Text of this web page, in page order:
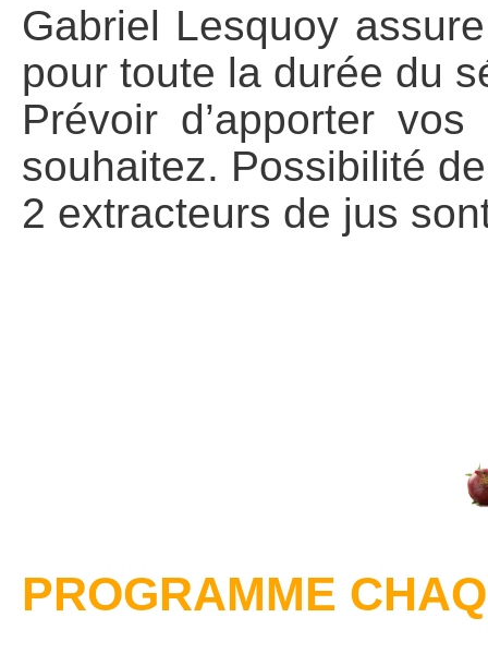
Gabriel Lesquoy
pour toute la durée du
Prévoir d’apporter
souhaitez. Possibilité
2 extracteurs de jus
PROGRAMME